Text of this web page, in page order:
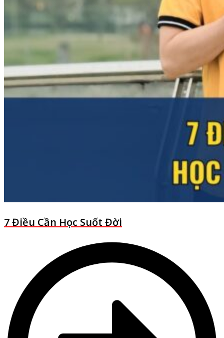
7 Điều Cần Học Suốt Đời